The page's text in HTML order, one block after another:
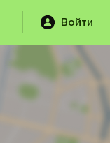
Войти